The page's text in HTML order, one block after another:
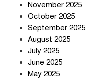
November 2025
October 2025
September 2025
August 2025
July 2025
June 2025
May 2025